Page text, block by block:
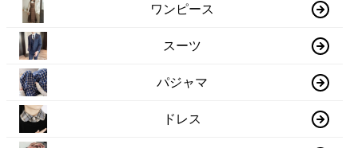
ワンピース
スーツ
パジャマ
ドレス